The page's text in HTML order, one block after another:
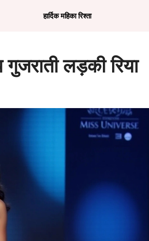
हार्दिक महिका रिश्ता
गुजराती लड़की रिया